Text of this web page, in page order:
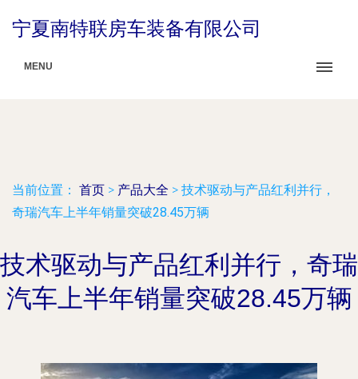
宁夏南特联房车装备有限公司
MENU
当前位置： 首页 > 产品大全 > 技术驱动与产品红利并行，
奇瑞汽车上半年销量突破28.45万辆
技术驱动与产品红利并行，奇瑞
汽车上半年销量突破28.45万辆